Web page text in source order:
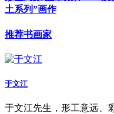
土系列”画作
推荐书画家
于文江
于文江先生，形工意远、